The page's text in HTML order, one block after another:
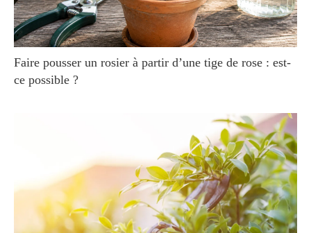
Faire pousser un rosier à partir d’une tige de rose : est-
ce possible ?